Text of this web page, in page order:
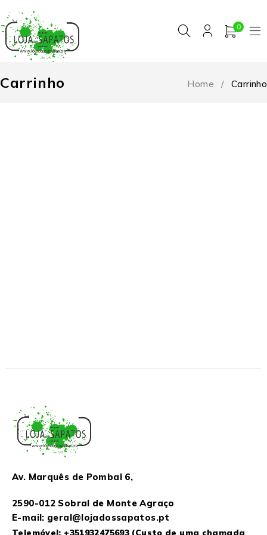
0
Carrinho Home / Carrinho
Av. Marquês de Pombal 6,
2590-012 Sobral de Monte Agraço
E-mail: geral@lojadossapatos.pt
Telemóvel: +351932475693 (Custo de uma chamada